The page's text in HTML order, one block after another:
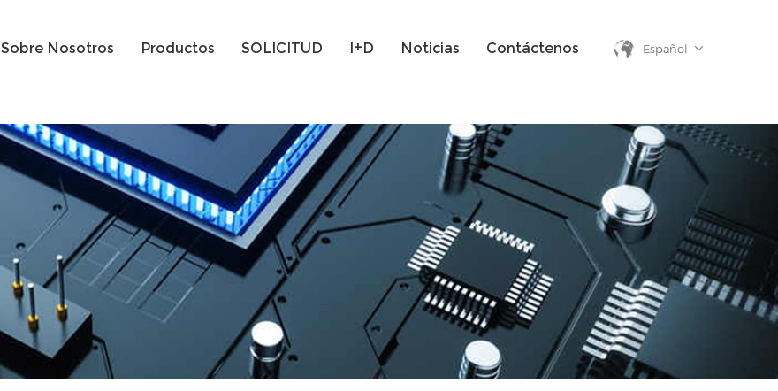
Sobre Nosotros Productos SOLICITUD I+D Noticias Contáctenos Español